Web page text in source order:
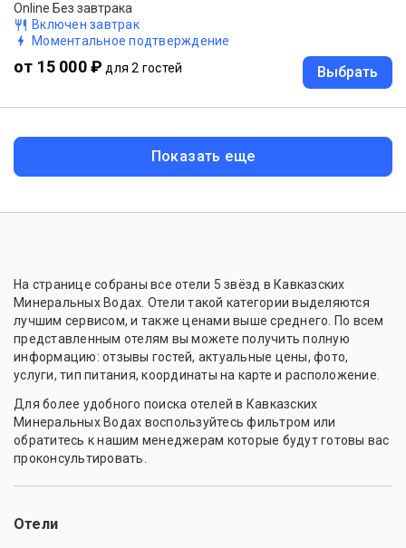
Online Без завтрака
Включен завтрак
Моментальное подтверждение
от 15 000 ₽ для 2 гостей Выбрать
Показать еще
На странице собраны все отели 5 звёзд в Кавказских
Минеральных Водах. Отели такой категории выделяются
лучшим сервисом, и также ценами выше среднего. По всем
представленным отелям вы можете получить полную
информацию: отзывы гостей, актуальные цены, фото,
услуги, тип питания, координаты на карте и расположение.
Для более удобного поиска отелей в Кавказских
Минеральных Водах воспользуйтесь фильтром или
обратитесь к нашим менеджерам которые будут готовы вас
проконсультировать.
Отели